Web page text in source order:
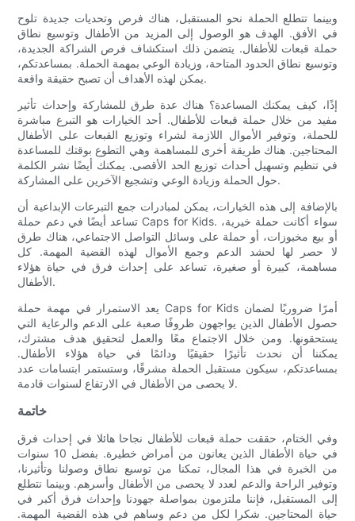
وبينما تتطلع الحملة نحو المستقبل، هناك فرص وتحديات جديدة تلوح
في الأفق. الهدف هو الوصول إلى المزيد من الأطفال وتوسيع نطاق
حملة قبعات للأطفال. يتضمن ذلك استكشاف فرص الشراكة الجديدة،
وتوسيع نطاق الحدود المتاحة، وزيادة الوعي بمهمة الحملة. بمساعدتكم،
يمكن لهذه الأهداف أن تصبح حقيقة واقعة.
إذًا، كيف يمكنك المساعدة؟ هناك عدة طرق للمشاركة وإحداث تأثير
مفيد من خلال حملة قبعات للأطفال. أحد الخيارات هو التبرع مباشرة
للحملة، وتوفير الأموال اللازمة لشراء وتوزيع القبعات على الأطفال
المحتاجين. هناك طريقة أخرى للمساهمة وهي التطوع بوقتك للمساعدة
في تنظيم وتسهيل أحداث توزيع الحد الأقصى. يمكنك أيضًا نشر الكلمة
حول الحملة وزيادة الوعي وتشجيع الآخرين على المشاركة.
بالإضافة إلى هذه الخيارات، يمكن لمبادرات جمع التبرعات الإبداعية أن
تساعد أيضًا في دعم حملة Caps for Kids. سواء أكانت حملة خيرية،
أو بيع مخبوزات، أو حملة على وسائل التواصل الاجتماعي، هناك طرق
لا حصر لها لحشد الدعم وجمع الأموال لهذه القضية المهمة. كل
مساهمة، كبيرة أو صغيرة، تساعد على إحداث فرق في حياة هؤلاء
الأطفال.
يعد الاستمرار في مهمة حملة Caps for Kids أمرًا ضروريًا لضمان
حصول الأطفال الذين يواجهون ظروفًا صعبة على الدعم والرعاية التي
يستحقونها. ومن خلال الاجتماع معًا والعمل لتحقيق هدف مشترك،
يمكننا أن نحدث تأثيرًا حقيقيًا ودائمًا في حياة هؤلاء الأطفال.
بمساعدتكم، سيكون مستقبل الحملة مشرقًا، وستستمر ابتسامات عدد
لا يحصى من الأطفال في الارتفاع لسنوات قادمة.
خاتمة
وفي الختام، حققت حملة قبعات للأطفال نجاحا هائلا في إحداث فرق
في حياة الأطفال الذين يعانون من أمراض خطيرة. بفضل 10 سنوات
من الخبرة في هذا المجال، تمكنا من توسيع نطاق وصولنا وتأثيرنا،
وتوفير الراحة والدعم لعدد لا يحصى من الأطفال وأسرهم. وبينما نتطلع
إلى المستقبل، فإننا ملتزمون بمواصلة جهودنا وإحداث فرق أكبر في
حياة المحتاجين. شكرا لكل من دعم وساهم في هذه القضية المهمة.